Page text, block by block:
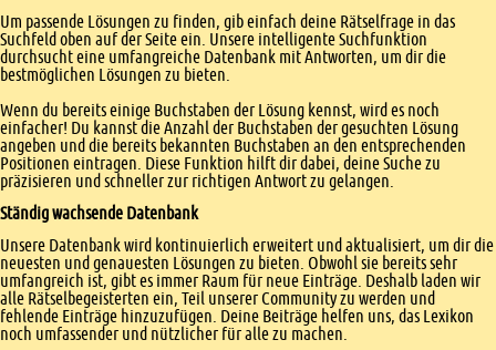
Um passende Lösungen zu finden, gib einfach deine Rätselfrage in das
Suchfeld oben auf der Seite ein. Unsere intelligente Suchfunktion
durchsucht eine umfangreiche Datenbank mit Antworten, um dir die
bestmöglichen Lösungen zu bieten.
Wenn du bereits einige Buchstaben der Lösung kennst, wird es noch
einfacher! Du kannst die Anzahl der Buchstaben der gesuchten Lösung
angeben und die bereits bekannten Buchstaben an den entsprechenden
Positionen eintragen. Diese Funktion hilft dir dabei, deine Suche zu
präzisieren und schneller zur richtigen Antwort zu gelangen.
Ständig wachsende Datenbank
Unsere Datenbank wird kontinuierlich erweitert und aktualisiert, um dir die
neuesten und genauesten Lösungen zu bieten. Obwohl sie bereits sehr
umfangreich ist, gibt es immer Raum für neue Einträge. Deshalb laden wir
alle Rätselbegeisterten ein, Teil unserer Community zu werden und
fehlende Einträge hinzuzufügen. Deine Beiträge helfen uns, das Lexikon
noch umfassender und nützlicher für alle zu machen.